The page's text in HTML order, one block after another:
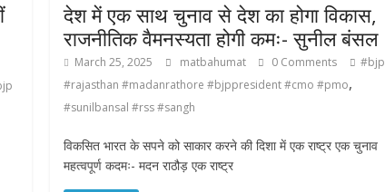
देश में एक साथ चुनाव से देश का होगा विकास,
राजनीतिक वैमनस्यता होगी कमः- सुनील बंसल
March 25, 2025 matbahumat 0 Comments
#bjp
#rajasthan #madanrathore #bjppresident #cmo #pmo,
#sunilbansal #rss #sangh
विकसित भारत के सपने को साकार करने की दिशा में एक राष्ट्र एक चुनाव
महत्वपूर्ण कदमः- मदन राठौड़ एक राष्ट्र